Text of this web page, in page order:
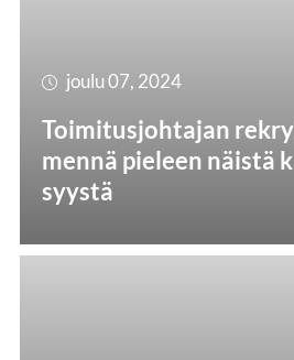
joulu 07, 2024
Toimitusjohtajan
mennä pieleen näistä
syystä